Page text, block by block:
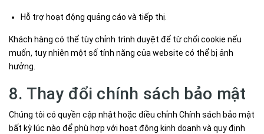
Hỗ trợ hoạt động quảng cáo và tiếp thị.
Khách hàng có thể tùy chỉnh trình duyệt để từ chối cookie nếu
muốn, tuy nhiên một số tính năng của website có thể bị ảnh
hưởng.
8. Thay đổi chính sách bảo mật
Chúng tôi có quyền cập nhật hoặc điều chỉnh Chính sách bảo mật
bất kỳ lúc nào để phù hợp với hoạt động kinh doanh và quy định